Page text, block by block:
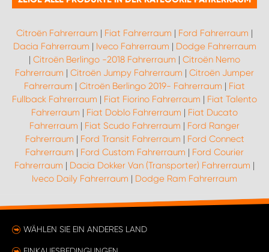
Citroën Fahrerraum | Fiat Fahrerraum | Ford Fahrerraum |
Dacia Fahrerraum | Iveco Fahrerraum | Dodge Fahrerraum
| Citroën Berlingo -2018 Fahrerraum | Citroën Nemo
Fahrerraum | Citroën Jumpy Fahrerraum | Citroën Jumper
Fahrerraum | Citroën Berlingo 2019- Fahrerraum | Fiat
Fullback Fahrerraum | Fiat Fiorino Fahrerraum | Fiat Talento
Fahrerraum | Fiat Doblo Fahrerraum | Fiat Ducato
Fahrerraum | Fiat Scudo Fahrerraum | Ford Ranger
Fahrerraum | Ford Transit Fahrerraum | Ford Connect
Fahrerraum | Ford Custom Fahrerraum | Ford Courier
Fahrerraum | Dacia Dokker Van (Transporter) Fahrerraum |
Iveco Daily Fahrerraum | Dodge Ram Fahrerraum
WÄHLEN SIE EIN ANDERES LAND